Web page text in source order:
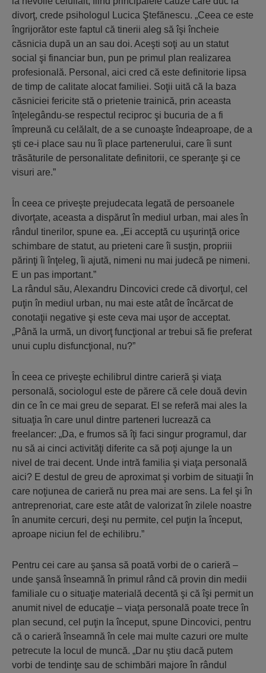
divorţ, crede psihologul Lucica Ştefănescu. „Ceea ce este
îngrijorător este faptul că tinerii aleg să îşi încheie
căsnicia după un an sau doi. Aceşti soţi au un statut
social şi financiar bun, pun pe primul plan realizarea
profesională. Personal, aici cred că este definitorie lipsa
de timp de calitate alocat familiei. Soţii uită că la baza
căsniciei fericite stă o prietenie trainică, prin aceasta
înţelegându-se respectul reciproc şi bucuria de a fi
împreună cu celălalt, de a se cunoaşte îndeaproape, de a
şti ce-i place sau nu îi place partenerului, care îi sunt
trăsăturile de personalitate definitorii, ce speranţe şi ce
visuri are.”
În ceea ce priveşte prejudecata legată de persoanele
divorţate, aceasta a dispărut în mediul urban, mai ales în
rândul tinerilor, spune ea. „Ei acceptă cu uşurinţă orice
schimbare de statut, au prieteni care îi susţin, propriii
părinţi îi înţeleg, îi ajută, nimeni nu mai judecă pe nimeni.
E un pas important.”
La rândul său, Alexandru Dincovici crede că divorţul, cel
puţin în mediul urban, nu mai este atât de încărcat de
conotaţii negative şi este ceva mai uşor de acceptat.
„Până la urmă, un divorţ funcţional ar trebui să fie preferat
unui cuplu disfuncţional, nu?”
În ceea ce priveşte echilibrul dintre carieră şi viaţa
personală, sociologul este de părere că cele două devin
din ce în ce mai greu de separat. El se referă mai ales la
situaţia în care unul dintre parteneri lucrează ca
freelancer: „Da, e frumos să îţi faci singur programul, dar
nu să ai cinci activităţi diferite ca să poţi ajunge la un
nivel de trai decent. Unde intră familia şi viaţa personală
aici? E destul de greu de aproximat şi vorbim de situaţii în
care noţiunea de carieră nu prea mai are sens. La fel şi în
antreprenoriat, care este atât de valorizat în zilele noastre
în anumite cercuri, deşi nu permite, cel puţin la început,
aproape niciun fel de echilibru.”
Pentru cei care au şansa să poată vorbi de o carieră –
unde şansă înseamnă în primul rând că provin din medii
familiale cu o situaţie materială decentă şi că îşi permit un
anumit nivel de educaţie – viaţa personală poate trece în
plan secund, cel puţin la început, spune Dincovici, pentru
că o carieră înseamnă în cele mai multe cazuri ore multe
petrecute la locul de muncă. „Dar nu ştiu dacă putem
vorbi de tendinţe sau de schimbări majore în rândul